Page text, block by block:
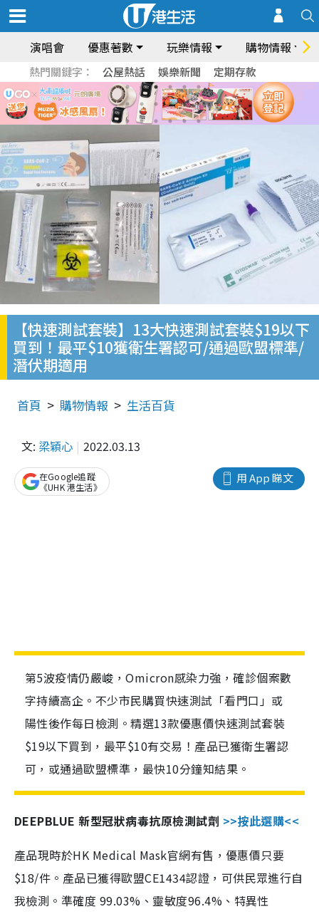
演唱會 優惠著數 玩樂情報 購物情報
熱門關鍵字： 公屋熱話 娛樂新聞 定期存款
【快速測試套裝】13大快速測試套裝$19以下
買到！最平$10獲衛生署認可/通過歐盟標準/
潛伏期適用
首頁 購物情報 生活百貨
文: 梁穎心 2022.03.13
用 App 睇文
在Google追蹤
《UHK 港生活》
第5波疫情仍嚴峻，Omicron感染力強，確診個案數
字持續高企。不少市民購買快速測試「看門口」或
陽性後作每日檢測。精選13款優惠價快速測試套裝
$19以下買到，最平$10有交易！產品已獲衛生署認
可，或通過歐盟標準，最快10分鐘知結果。
DEEPBLUE 新型冠狀病毒抗原檢測試劑 >>按此選購<<
產品現時於HK Medical Mask官網有售，優惠價只要
$18/件。產品已獲得歐盟CE1434認證，可供民眾進行自
我檢測。準確度 99.03%、靈敏度96.4%、特異性